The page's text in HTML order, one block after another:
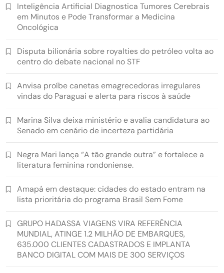
Inteligência Artificial Diagnostica Tumores Cerebrais
em Minutos e Pode Transformar a Medicina
Oncológica
Disputa bilionária sobre royalties do petróleo volta ao
centro do debate nacional no STF
Anvisa proíbe canetas emagrecedoras irregulares
vindas do Paraguai e alerta para riscos à saúde
Marina Silva deixa ministério e avalia candidatura ao
Senado em cenário de incerteza partidária
Negra Mari lança “A tão grande outra” e fortalece a
literatura feminina rondoniense.
Amapá em destaque: cidades do estado entram na
lista prioritária do programa Brasil Sem Fome
GRUPO HADASSA VIAGENS VIRA REFERÊNCIA
MUNDIAL, ATINGE 1.2 MILHÃO DE EMBARQUES,
635.000 CLIENTES CADASTRADOS E IMPLANTA
BANCO DIGITAL COM MAIS DE 300 SERVIÇOS